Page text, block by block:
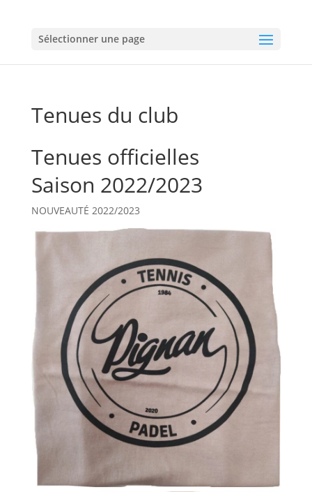
Sélectionner une page
Tenues du club
Tenues officielles
Saison 2022/2023
NOUVEAUTÉ 2022/2023